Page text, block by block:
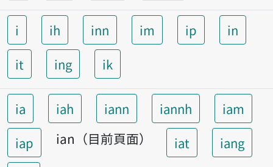
i ih inn im ip
in
it
ing ik
ia iah iann iannh
iam
iap
ian（目前頁面） iat
iang